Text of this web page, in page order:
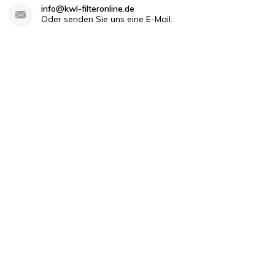
info@kwl-filteronline.de
Oder senden Sie uns eine E-Mail.